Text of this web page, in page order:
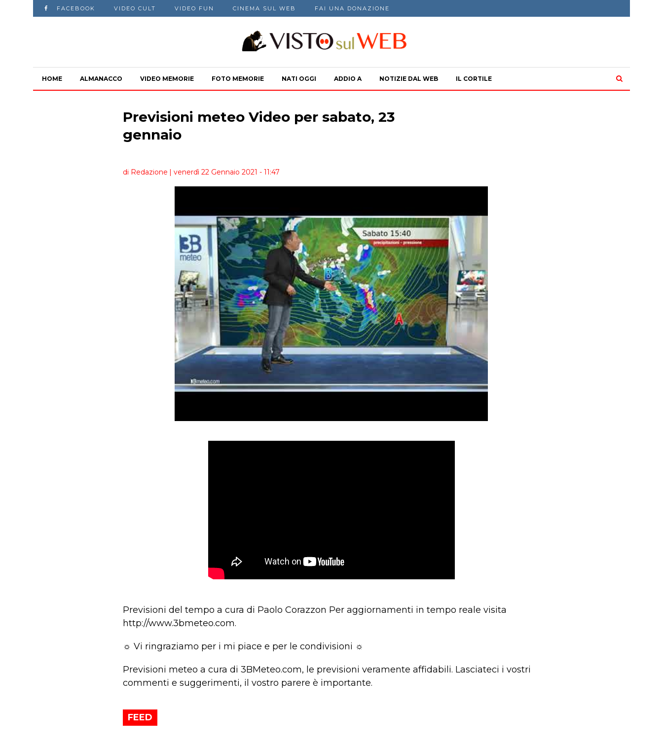
FACEBOOK VIDEO CULT VIDEO FUN CINEMA SUL WEB FAI UNA DONAZIONE
HOME ALMANACCO VIDEO MEMORIE FOTO MEMORIE NATI OGGI ADDIO A NOTIZIE DAL WEB IL CORTILE
Previsioni meteo Video per sabato, 23
gennaio
di Redazione | venerdì 22 Gennaio 2021 - 11:47
Previsioni del tempo a cura di Paolo Corazzon Per aggiornamenti in tempo reale visita
http://www.3bmeteo.com.
☼ Vi ringraziamo per i mi piace e per le condivisioni ☼
Previsioni meteo a cura di 3BMeteo.com, le previsioni veramente affidabili. Lasciateci i vostri
commenti e suggerimenti, il vostro parere è importante.
FEED